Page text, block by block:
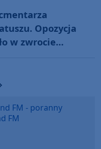
Opozycja
w zwrocie
stronastrona
FM - poranny
FM